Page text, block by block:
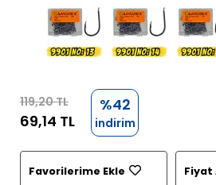
119,20 TL
69,14 TL
%42
indirim
Favorilerime Ekle Fiyat